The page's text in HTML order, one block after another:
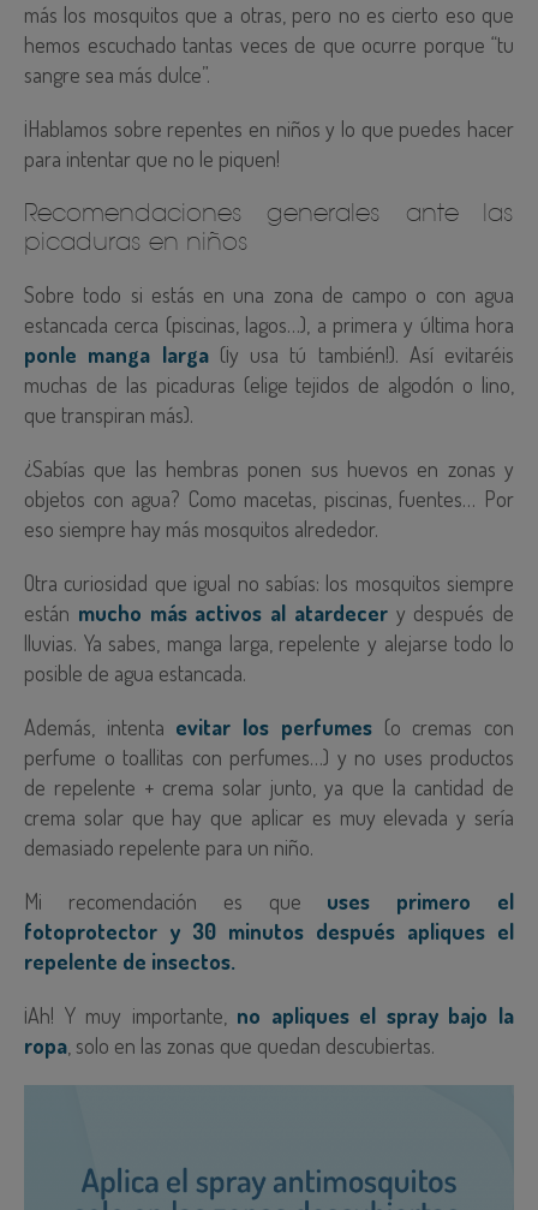
más los mosquitos que a otras, pero no es cierto eso que
hemos escuchado tantas veces de que ocurre porque “tu
sangre sea más dulce”.
¡Hablamos sobre repentes en niños y lo que puedes hacer
para intentar que no le piquen!
Recomendaciones generales ante las
picaduras en niños
Sobre todo si estás en una zona de campo o con agua
estancada cerca (piscinas, lagos…), a primera y última hora
ponle manga larga(¡y usa tú también!). Así evitaréis
muchas de las picaduras (elige tejidos de algodón o lino,
que transpiran más).
¿Sabías que las hembras ponen sus huevos en zonas y
objetos con agua? Como macetas, piscinas, fuentes… Por
eso siempre hay más mosquitos alrededor.
Otra curiosidad que igual no sabías: los mosquitos siempre
están mucho más activos al atardecery después de
lluvias. Ya sabes, manga larga, repelente y alejarse todo lo
posible de agua estancada.
Además, intenta evitar los perfumes(o cremas con
perfume o toallitas con perfumes…) y no uses productos
de repelente + crema solar junto, ya que la cantidad de
crema solar que hay que aplicar es muy elevada y sería
demasiado repelente para un niño.
Mi recomendación es que uses primero el
fotoprotector y 30 minutos después apliques el
repelente de insectos.
¡Ah! Y muy importante, no apliques el spray bajo la
ropa , solo en las zonas que quedan descubiertas.